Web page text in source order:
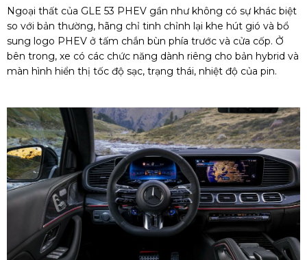
Ngoại thất của GLE 53 PHEV gần như không có sự khác biệt
so với bản thường, hãng chỉ tinh chỉnh lại khe hút gió và bổ
sung logo PHEV ở tấm chắn bùn phía trước và cửa cốp. Ở
bên trong, xe có các chức năng dành riêng cho bản hybrid và
màn hình hiển thị tốc độ sạc, trạng thái, nhiệt độ của pin.